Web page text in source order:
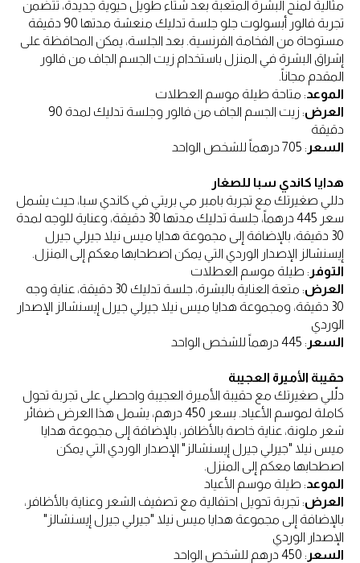
مثالية لمنح البشرة المتعبة بعد شتاء طويل حيوية جديدة، تتضمن
تجربة فالور أبسولوت جلو جلسة تدليك منعشة مدتها 90 دقيقة
مستوحاة من الفخامة الفرنسية. بعد الجلسة، يمكن المحافظة على
إشراق البشرة في المنزل باستخدام زيت الجسم الجاف من فالور
المقدم مجاناً.
الموعد: متاحة طيلة موسم العطلات
العرض
: زيت الجسم الجاف من فالور وجلسة تدليك لمدة 90
دقيقة
السعر : 705 درهماً للشخص الواحد
هدايا كاندي سبا للصغار
دللي صغيرتك مع تجربة بامبر مي بريتي في كاندي سبا، حيث يشمل
سعر 445 درهماً، جلسة تدليك مدتها 30 دقيقة، وعناية للوجه لمدة
30 دقيقة، بالإضافة إلى مجموعة هدايا ميس نيلا جيرلي جيرل
إيسنشالز الإصدار الوردي التي يمكن اصطحابها معكم إلى المنزل.
التوفر : طيلة موسم العطلات
العرض
: متعة العناية بالبشرة، جلسة تدليك 30 دقيقة، عناية وجه
30 دقيقة، ومجموعة هدايا ميس نيلا جيرلي جيرل إيسنشالز الإصدار
الوردي
السعر : 445 درهماً للشخص الواحد
حقيبة الأميرة العجيبة
دلّلي صغيرتك مع حقيبة الأميرة العجيبة واحصلي على تجربة تحول
كاملة لموسم الأعياد. بسعر 450 درهم، يشمل هذا العرض ضفائر
شعر ملونة، عناية خاصة بالأظافر، بالإضافة إلى مجموعة هدايا
ميس نيلا "جيرلي جيرل إيسنشالز" الإصدار الوردي التي يمكن
اصطحابها معكم إلى المنزل.
الموعد: طيلة موسم الأعياد
العرض: تجربة تحويل احتفالية مع تصفيف الشعر وعناية بالأظافر،
بالإضافة إلى مجموعة هدايا ميس نيلا "جيرلي جيرل إيسنشالز"
الإصدار الوردي
السعر : 450 درهم للشخص الواحد